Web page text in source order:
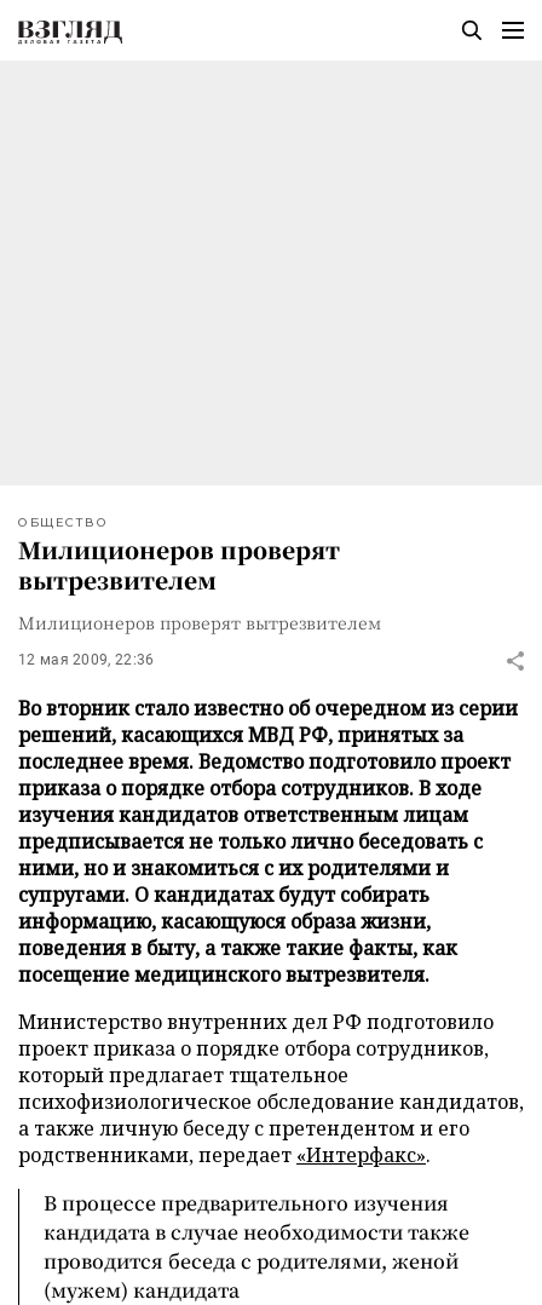
ОБЩЕСТВО
Милиционеров проверят
вытрезвителем
Милиционеров проверят вытрезвителем
12 мая 2009, 22:36
Во вторник стало известно об очередном из серии
решений, касающихся МВД РФ, принятых за
последнее время. Ведомство подготовило проект
приказа о порядке отбора сотрудников. В ходе
изучения кандидатов ответственным лицам
предписывается не только лично беседовать с
ними, но и знакомиться с их родителями и
супругами. О кандидатах будут собирать
информацию, касающуюся образа жизни,
поведения в быту, а также такие факты, как
посещение медицинского вытрезвителя.
Министерство внутренних дел РФ подготовило
проект приказа о порядке отбора сотрудников,
который предлагает тщательное
психофизиологическое обследование кандидатов,
а также личную беседу с претендентом и его
родственниками, передает «Интерфакс».
В процессе предварительного изучения
кандидата в случае необходимости также
проводится беседа с родителями, женой
(мужем) кандидата